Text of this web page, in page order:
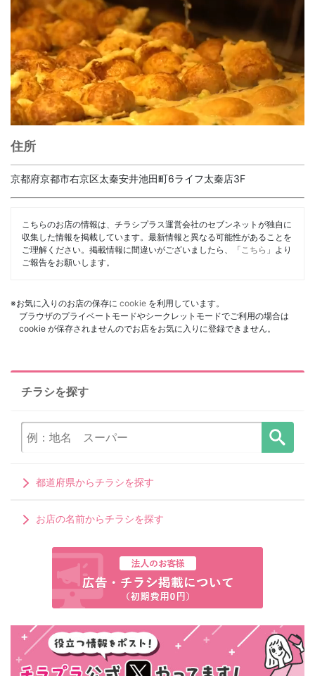
住所
京都府京都市右京区太秦安井池田町6ライフ太秦店3F
こちらのお店の情報は、チラシプラス運営会社のセブンネットが独自に
収集した情報を掲載しています。最新情報と異なる可能性があることを
ご理解ください。掲載情報に間違いがございましたら、「 こちら 」より
ご報告をお願いします。
※お気に入りのお店の保存に cookie を利用しています。
ブラウザのプライベートモードやシークレットモードでご利用の場合は
cookie が保存されませんのでお店をお気に入りに登録できません。
チラシを探す
都道府県からチラシを探す
お店の名前からチラシを探す